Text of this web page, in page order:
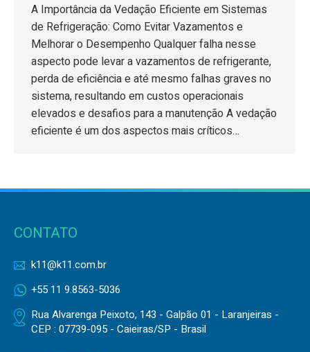
A Importância da Vedação Eficiente em Sistemas
de Refrigeração: Como Evitar Vazamentos e
Melhorar o Desempenho Qualquer falha nesse
aspecto pode levar a vazamentos de refrigerante,
perda de eficiência e até mesmo falhas graves no
sistema, resultando em custos operacionais
elevados e desafios para a manutenção A vedação
eficiente é um dos aspectos mais críticos…
CONTATO
k11@k11.com.br
+55 11 9.8563-5036
Rua Alvarenga Peixoto, 143 - Galpão 01 - Laranjeiras -
CEP : 07739-095 - Caieiras/SP - Brasil